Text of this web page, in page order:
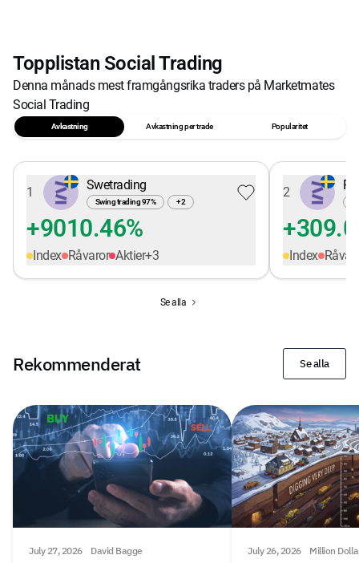
Topplistan Social Trading
Denna månads mest framgångsrika traders på Marketmates
Social Trading
Avkastning Avkastning per trade Popularitet
1 Swetrading
Swing trading97% +2
+9010.46%
Index Råvaror Aktier+3
2
Index
Se alla
Rekommenderat Se alla
July 27, 2026 David Bagge July 26, 2026 Million